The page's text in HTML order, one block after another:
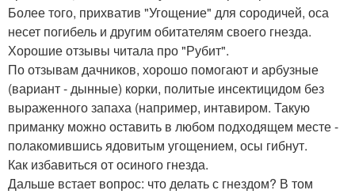
Более того, прихватив "Угощение" для сородичей, оса
несет погибель и другим обитателям своего гнезда.
Хорошие отзывы читала про "Рубит".
По отзывам дачников, хорошо помогают и арбузные
(вариант - дынные) корки, политые инсектицидом без
выраженного запаха (например, интавиром. Такую
приманку можно оставить в любом подходящем месте -
полакомившись ядовитым угощением, осы гибнут.
Как избавиться от осиного гнезда.
Дальше встает вопрос: что делать с гнездом? В том